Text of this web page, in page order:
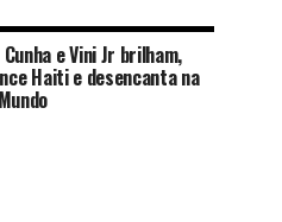
e Vini Jr brilham,
Haiti e desencanta na